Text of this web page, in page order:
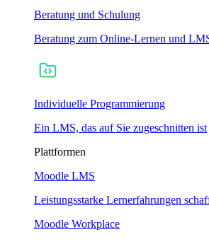
Beratung und Schulung
Beratung zum Online-Lernen und
Individuelle Programmierung
Ein LMS, das auf Sie zugeschnitten ist
Plattformen
Moodle LMS
Leistungsstarke Lernerfahrungen
Moodle Workplace